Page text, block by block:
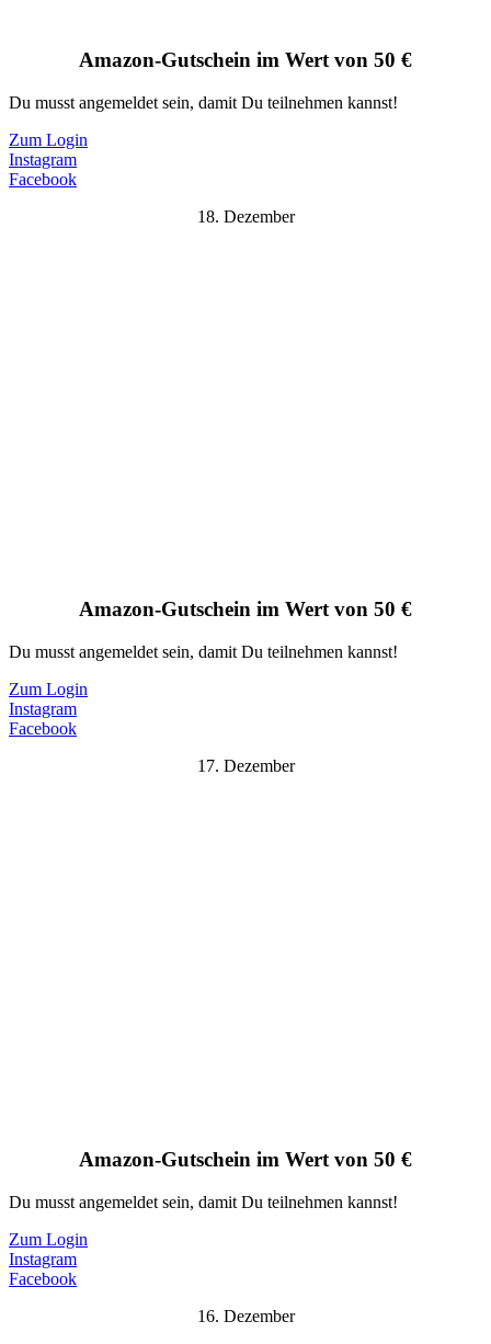
Amazon-Gutschein im Wert von 50 €
Du musst angemeldet sein, damit Du teilnehmen kannst!
Zum Login
Instagram
Facebook
18. Dezember
Amazon-Gutschein im Wert von 50 €
Du musst angemeldet sein, damit Du teilnehmen kannst!
Zum Login
Instagram
Facebook
17. Dezember
Amazon-Gutschein im Wert von 50 €
Du musst angemeldet sein, damit Du teilnehmen kannst!
Zum Login
Instagram
Facebook
16. Dezember